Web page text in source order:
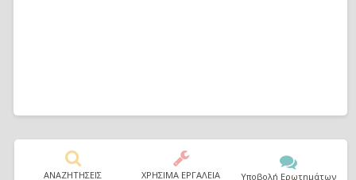
ΑΝΑΖΗΤΗΣΕΙΣ ΧΡΗΣΙΜΑ ΕΡΓΑΛΕΙΑ Υποβολή Ερωτημάτων